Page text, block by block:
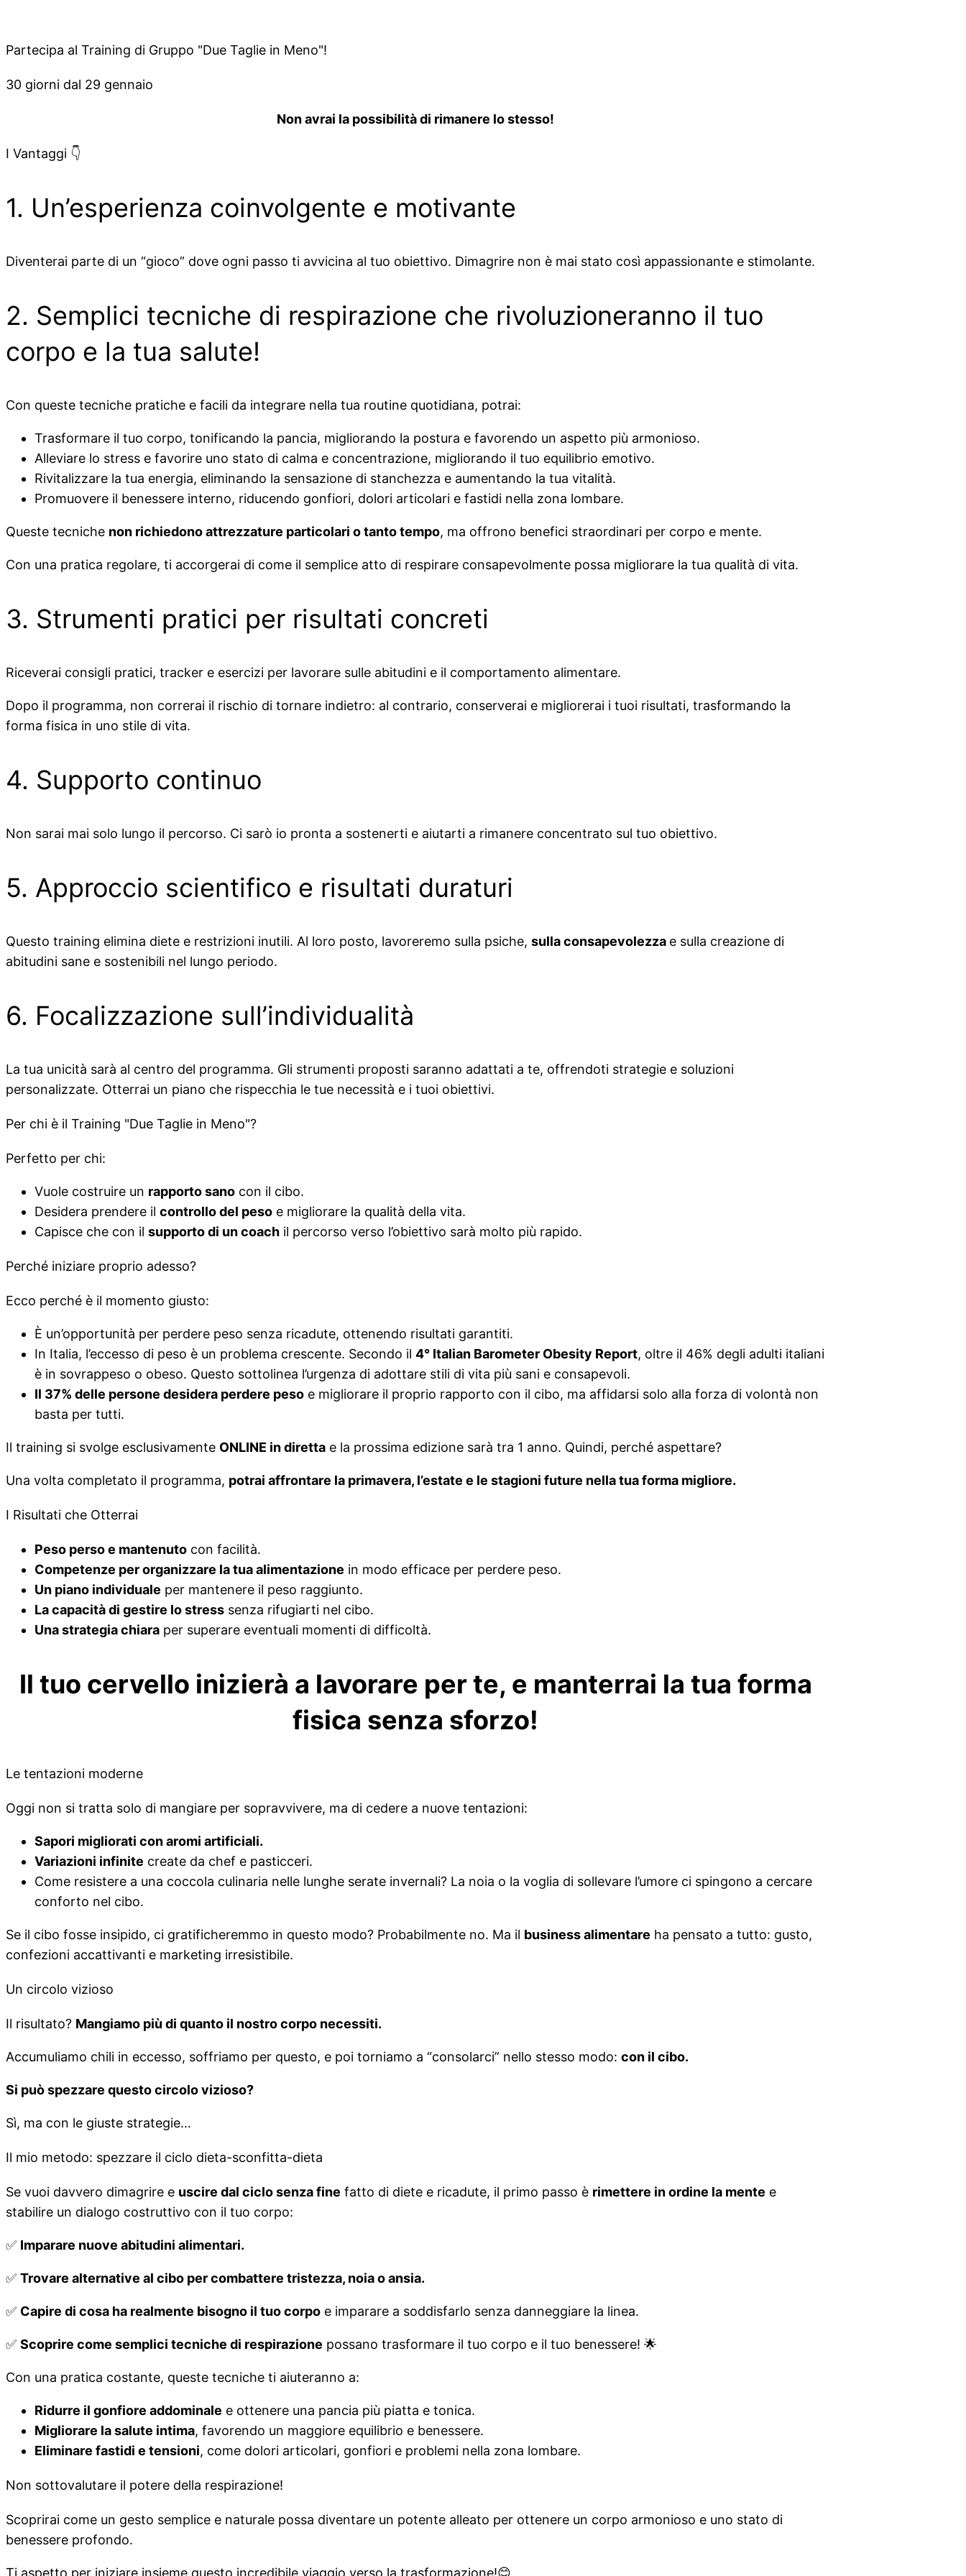
Partecipa al Training di Gruppo "Due Taglie in Meno"!
30 giorni dal 29 gennaio
Non avrai la possibilità di rimanere lo stesso!
I Vantaggi 👇
1. Un’esperienza coinvolgente e motivante
Diventerai parte di un “gioco” dove ogni passo ti avvicina al tuo obiettivo. Dimagrire non è mai stato così appassionante e stimolante.
2. Semplici tecniche di respirazione che rivoluzioneranno il tuo
corpo e la tua salute!
Con queste tecniche pratiche e facili da integrare nella tua routine quotidiana, potrai:
Trasformare il tuo corpo, tonificando la pancia, migliorando la postura e favorendo un aspetto più armonioso.
Alleviare lo stress e favorire uno stato di calma e concentrazione, migliorando il tuo equilibrio emotivo.
Rivitalizzare la tua energia, eliminando la sensazione di stanchezza e aumentando la tua vitalità.
Promuovere il benessere interno, riducendo gonfiori, dolori articolari e fastidi nella zona lombare.
Queste tecniche non richiedono attrezzature particolari o tanto tempo, ma offrono benefici straordinari per corpo e mente.
Con una pratica regolare, ti accorgerai di come il semplice atto di respirare consapevolmente possa migliorare la tua qualità di vita.
3. Strumenti pratici per risultati concreti
Riceverai consigli pratici, tracker e esercizi per lavorare sulle abitudini e il comportamento alimentare.
Dopo il programma, non correrai il rischio di tornare indietro: al contrario, conserverai e migliorerai i tuoi risultati, trasformando la
forma fisica in uno stile di vita.
4. Supporto continuo
Non sarai mai solo lungo il percorso. Ci sarò io pronta a sostenerti e aiutarti a rimanere concentrato sul tuo obiettivo.
5. Approccio scientifico e risultati duraturi
Questo training elimina diete e restrizioni inutili. Al loro posto, lavoreremo sulla psiche, sulla consapevolezza e sulla creazione di
abitudini sane e sostenibili nel lungo periodo.
6. Focalizzazione sull’individualità
La tua unicità sarà al centro del programma. Gli strumenti proposti saranno adattati a te, offrendoti strategie e soluzioni
personalizzate. Otterrai un piano che rispecchia le tue necessità e i tuoi obiettivi.
Per chi è il Training "Due Taglie in Meno"?
Perfetto per chi:
Vuole costruire un rapporto sano con il cibo.
Desidera prendere il controllo del peso e migliorare la qualità della vita.
Capisce che con il supporto di un coach il percorso verso l’obiettivo sarà molto più rapido.
Perché iniziare proprio adesso?
Ecco perché è il momento giusto:
È un’opportunità per perdere peso senza ricadute, ottenendo risultati garantiti.
In Italia, l’eccesso di peso è un problema crescente. Secondo il 4° Italian Barometer Obesity Report, oltre il 46% degli adulti italiani
è in sovrappeso o obeso. Questo sottolinea l’urgenza di adottare stili di vita più sani e consapevoli.
Il 37% delle persone desidera perdere peso e migliorare il proprio rapporto con il cibo, ma affidarsi solo alla forza di volontà non
basta per tutti.
Il training si svolge esclusivamente ONLINE in diretta e la prossima edizione sarà tra 1 anno. Quindi, perché aspettare?
Una volta completato il programma, potrai affrontare la primavera, l’estate e le stagioni future nella tua forma migliore.
I Risultati che Otterrai
Peso perso e mantenuto con facilità.
Competenze per organizzare la tua alimentazione in modo efficace per perdere peso.
Un piano individuale per mantenere il peso raggiunto.
La capacità di gestire lo stress senza rifugiarti nel cibo.
Una strategia chiara per superare eventuali momenti di difficoltà.
Il tuo cervello inizierà a lavorare per te, e manterrai la tua forma
fisica senza sforzo!
Le tentazioni moderne
Oggi non si tratta solo di mangiare per sopravvivere, ma di cedere a nuove tentazioni:
Sapori migliorati con aromi artificiali.
Variazioni infinite create da chef e pasticceri.
Come resistere a una coccola culinaria nelle lunghe serate invernali? La noia o la voglia di sollevare l’umore ci spingono a cercare
conforto nel cibo.
Se il cibo fosse insipido, ci gratificheremmo in questo modo? Probabilmente no. Ma il business alimentare ha pensato a tutto: gusto,
confezioni accattivanti e marketing irresistibile.
Un circolo vizioso
Il risultato? Mangiamo più di quanto il nostro corpo necessiti.
Accumuliamo chili in eccesso, soffriamo per questo, e poi torniamo a “consolarci” nello stesso modo: con il cibo.
Si può spezzare questo circolo vizioso?
Sì, ma con le giuste strategie…
Il mio metodo: spezzare il ciclo dieta-sconfitta-dieta
Se vuoi davvero dimagrire e uscire dal ciclo senza fine fatto di diete e ricadute, il primo passo è rimettere in ordine la mente e
stabilire un dialogo costruttivo con il tuo corpo:
✅ Imparare nuove abitudini alimentari.
✅ Trovare alternative al cibo per combattere tristezza, noia o ansia.
✅ Capire di cosa ha realmente bisogno il tuo corpo e imparare a soddisfarlo senza danneggiare la linea.
✅ Scoprire come semplici tecniche di respirazione possano trasformare il tuo corpo e il tuo benessere! 🌟
Con una pratica costante, queste tecniche ti aiuteranno a:
Ridurre il gonfiore addominale e ottenere una pancia più piatta e tonica.
Migliorare la salute intima, favorendo un maggiore equilibrio e benessere.
Eliminare fastidi e tensioni, come dolori articolari, gonfiori e problemi nella zona lombare.
Non sottovalutare il potere della respirazione!
Scoprirai come un gesto semplice e naturale possa diventare un potente alleato per ottenere un corpo armonioso e uno stato di
benessere profondo.
Ti aspetto per iniziare insieme questo incredibile viaggio verso la trasformazione!😊